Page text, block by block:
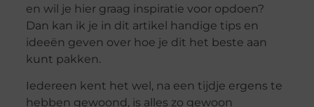
en wil je hier graag inspiratie voor opdoen?
Dan kan ik je in dit artikel handige tips en
ideeën geven over hoe je dit het beste aan
kunt pakken.
Iedereen kent het wel, na een tijdje ergens te
hebben gewoond, is alles zo gewoon